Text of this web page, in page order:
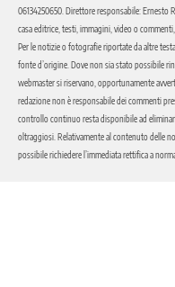
06134250650. Direttore responsabile:
casa editrice, testi, immagini, video o
Per le notizie o fotografie riportate da altre
fonte d’origine. Dove non sia stato possibile
webmaster si riservano, opportunamente
redazione non è responsabile dei commenti
controllo continuo resta disponibile ad
oltraggiosi. Relativamente al contenuto delle
possibile richiedere l’immediata rettifica a